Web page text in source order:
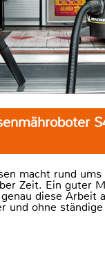
macht rund ums
Zeit. Ein guter
diese Arbeit
und ohne